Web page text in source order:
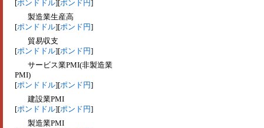
[ポンドドル][ポンド円]
製造業生産高
[ポンドドル][ポンド円]
貿易収支
[ポンドドル][ポンド円]
サービス業PMI(非製造業
PMI)
[ポンドドル][ポンド円]
建設業PMI
[ポンドドル][ポンド円]
製造業PMI